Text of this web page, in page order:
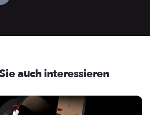
auch interessieren